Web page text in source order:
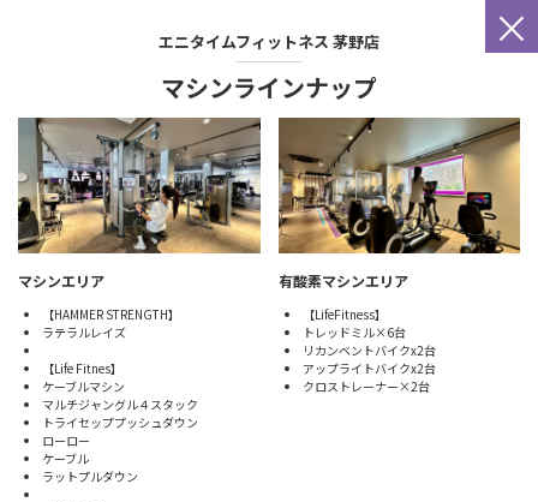
×
エニタイムフィットネス 茅野店
マシンラインナップ
マシンエリア
【HAMMER STRENGTH】
ラテラルレイズ
【Life Fitnes】
ケーブルマシン
マルチジャングル４スタック
トライセッププッシュダウン
ローロー
ケーブル
ラットプルダウン
有酸素マシンエリア
【LifeFitness】
トレッドミル×6台
リカンベントバイクx2台
アップライトバイクx2台
クロストレーナー×2台